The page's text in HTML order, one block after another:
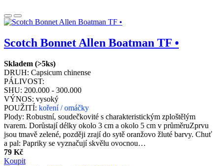
Scotch Bonnet Allen Boatman TF •
Skladem (>5ks)
DRUH: Capsicum chinense
PÁLIVOST:
SHU: 200.000 - 300.000
VÝNOS: vysoký
POUŽITÍ: koření / omáčky
Plody: Robustní, soudečkovité s charakteristickým zploštělým
tvarem. Dorůstají délky okolo 3 cm a okolo 5 cm v průměruZprvu
jsou tmavě zelené, později zrají do sytě oranžovo žluté barvy. Chuť
a pal: Papriky se vyznačují skvělu ovocnou…
79 Kč
Koupit